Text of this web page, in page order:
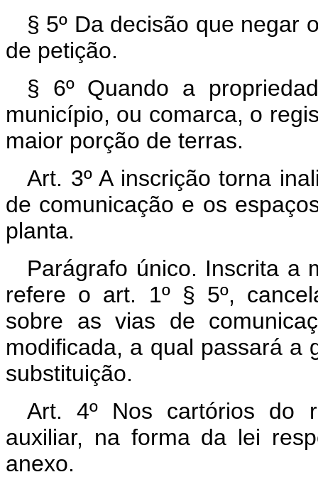
§ 5º Da decisão que negar
de petição.
§ 6º Quando a
município, ou comarca, o
maior porção de terras.
Art. 3º A inscrição torna
de comunicação e os
planta.
Parágrafo único. Inscrita a
refere o art. 1º § 5º,
sobre as vias de
modificada, a qual passará a
substituição.
Art. 4º Nos cartórios do
auxiliar, na forma da lei
anexo.